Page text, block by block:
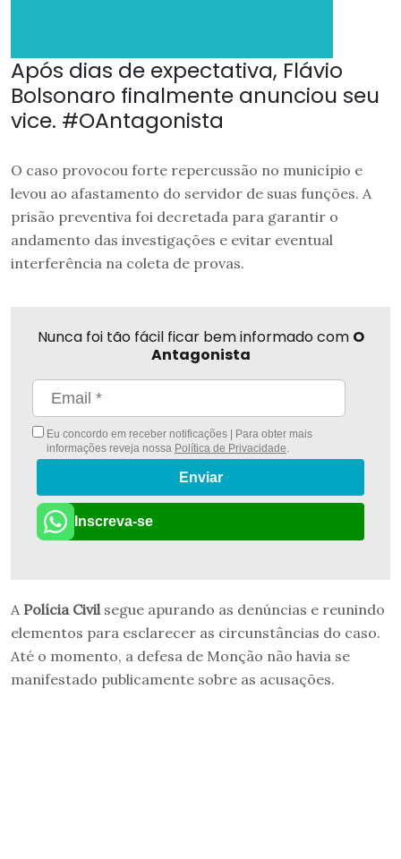
Após dias de expectativa, Flávio
Bolsonaro finalmente anunciou seu
vice. #OAntagonista
O caso provocou forte repercussão no município e
levou ao afastamento do servidor de suas funções. A
prisão preventiva foi decretada para garantir o
andamento das investigações e evitar eventual
interferência na coleta de provas.
Nunca foi tão fácil ficar bem informado com O
Antagonista
Eu concordo em receber notificações | Para obter mais
informações reveja nossa Política de Privacidade.
Enviar
Inscreva-se
A Polícia Civil segue apurando as denúncias e reunindo
elementos para esclarecer as circunstâncias do caso.
Até o momento, a defesa de Monção não havia se
manifestado publicamente sobre as acusações.